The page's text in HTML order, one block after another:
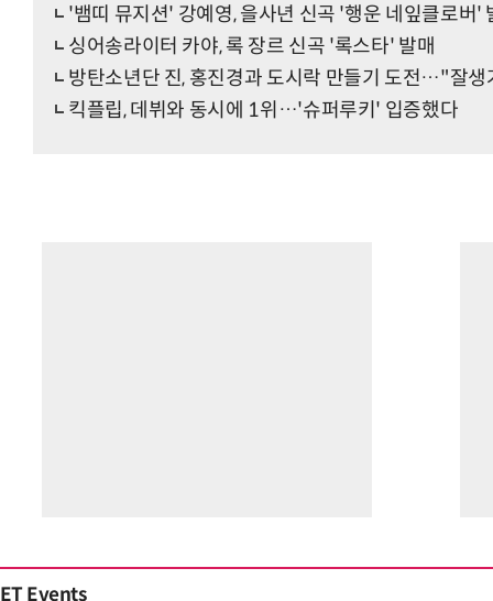
'뱀띠 뮤지션' 강예영, 을사년 신곡 '행운 네잎클로버'
싱어송라이터 카야, 록 장르 신곡 '록스타' 발매
방탄소년단 진, 홍진경과 도시락 만들기 도전…"잘
킥플립, 데뷔와 동시에 1위…'슈퍼루키' 입증했다
ET Events